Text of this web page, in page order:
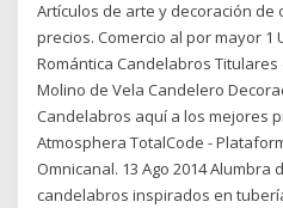
Artículos de arte y decoración de
precios. Comercio al por mayor 1
Romántica Candelabros
Molino de Vela Candelero
Candelabros aquí a los mejores
Atmosphera TotalCode -
Omnicanal. 13 Ago 2014 Alumbra
candelabros inspirados en